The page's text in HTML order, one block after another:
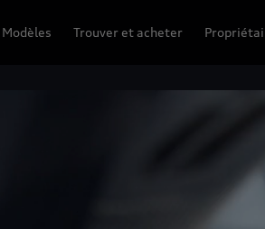
Modèles Trouver et acheter